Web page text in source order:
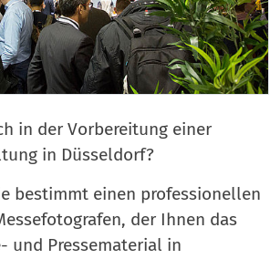
in der Vorbereitung einer
in Düsseldorf?
bestimmt einen professionellen
der Ihnen das
und Pressematerial in